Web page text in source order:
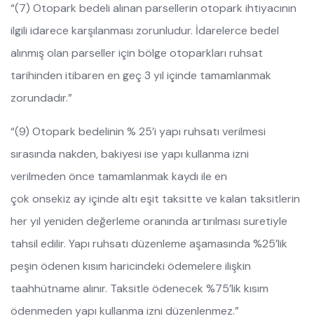
“(7) Otopark bedeli alınan parsellerin otopark ihtiyacının
ilgili idarece karşılanması zorunludur. İdarelerce bedel
alınmış olan parseller için bölge otoparkları ruhsat
tarihinden itibaren en geç 3 yıl içinde tamamlanmak
zorundadır.”
“(9) Otopark bedelinin % 25’i yapı ruhsatı verilmesi
sırasında nakden, bakiyesi ise yapı kullanma izni
verilmeden önce tamamlanmak kaydı ile en
çok onsekiz ay içinde altı eşit taksitte ve kalan taksitlerin
her yıl yeniden değerleme oranında artırılması suretiyle
tahsil edilir. Yapı ruhsatı düzenleme aşamasında %25’lik
peşin ödenen kısım haricindeki ödemelere ilişkin
taahhütname alınır. Taksitle ödenecek %75’lik kısım
ödenmeden yapı kullanma izni düzenlenmez.”